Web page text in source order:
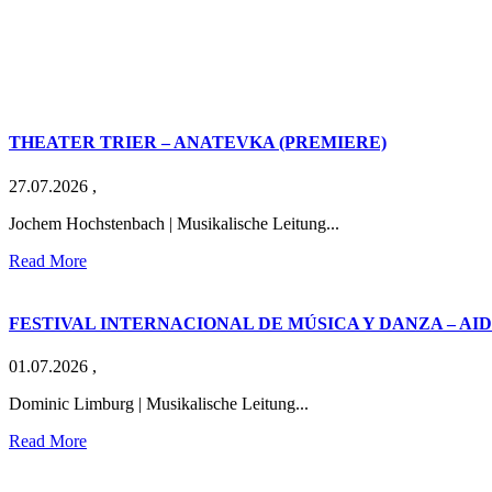
THEATER TRIER – ANATEVKA (PREMIERE)
27.07.2026 ,
Jochem Hochstenbach | Musikalische Leitung...
Read More
FESTIVAL INTERNACIONAL DE MÚSICA Y DANZA –
01.07.2026 ,
Dominic Limburg | Musikalische Leitung...
Read More